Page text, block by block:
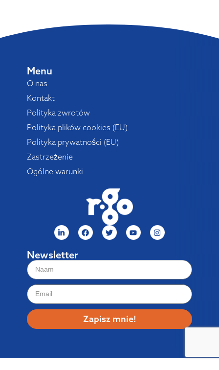
Menu
O nas
Kontakt
Polityka zwrotów
Polityka plików cookies (EU)
Polityka prywatności (EU)
Zastrzeżenie
Ogólne warunki
Newsletter
Zapisz mnie!